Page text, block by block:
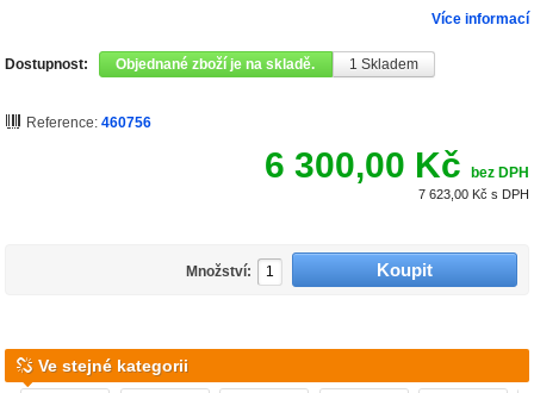
Více informací
Dostupnost: Objednané zboží je na skladě. 1 Skladem
Reference: 460756
6 300,00 Kč bez DPH
7 623,00 Kč s DPH
Množství:
Ve stejné kategorii